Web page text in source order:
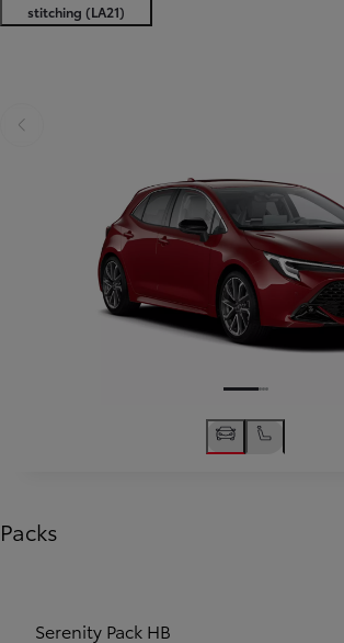
stitching (LA21)
Diapositive précédente
Packs
Serenity Pack HB